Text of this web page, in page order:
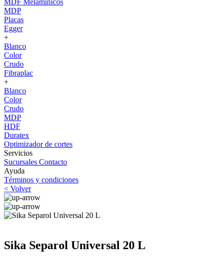
MDF Melamínicos
MDP
Placas
Egger
+
Blanco
Color
Crudo
Fibraplac
+
Blanco
Color
Crudo
MDP
HDF
Duratex
Optimizador de cortes
Servicios
Sucursales Contacto
Ayuda
Términos y condiciones
< Volver
Sika Separol Universal 20 L